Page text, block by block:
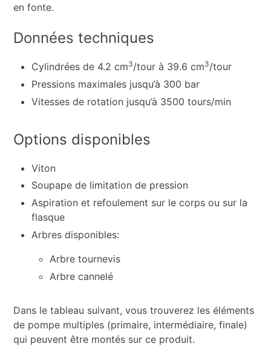
en fonte.
Données techniques
Cylindrées de 4.2 cm3/tour à 39.6 cm3/tour
Pressions maximales jusqu’à 300 bar
Vitesses de rotation jusqu’à 3500 tours/min
Options disponibles
Viton
Soupape de limitation de pression
Aspiration et refoulement sur le corps ou sur la
flasque
Arbres disponibles:
Arbre tournevis
Arbre cannelé
Dans le tableau suivant, vous trouverez les éléments
de pompe multiples (primaire, intermédiaire, finale)
qui peuvent être montés sur ce produit.